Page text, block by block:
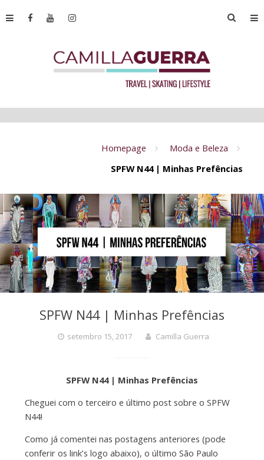
Homepage
Moda e Beleza
SPFW N44 | Minhas Prefências
SPFW N44 | Minhas Prefências
setembro 15, 2017 Camilla Guerra
SPFW N44 | Minhas Prefências
Cheguei com o terceiro e último post sobre o SPFW
N44!
Como já comentei nas postagens anteriores (pode
conferir os link’s logo abaixo), o último São Paulo